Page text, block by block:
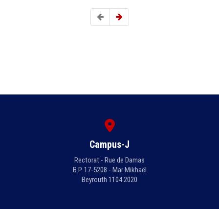
Campus-J
Rectorat - Rue de Damas
B.P. 17-5208 - Mar Mikhaël
Beyrouth 1104 2020